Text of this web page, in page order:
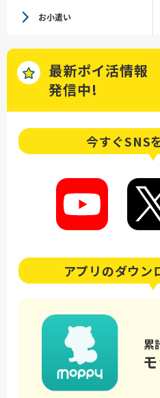
お小遣い
最新ポイ活情報
発信中!
今すぐSNS
アプリのダウン
累